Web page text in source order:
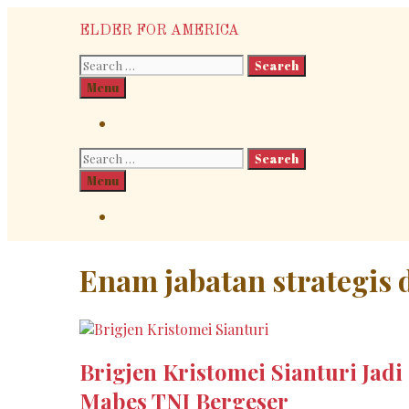
ELDER FOR AMERICA
Search
for:
Search
Menu
Search
for:
Search
Menu
Enam jabatan strategis
Brigjen Kristomei Sianturi Jadi
Mabes TNI Bergeser